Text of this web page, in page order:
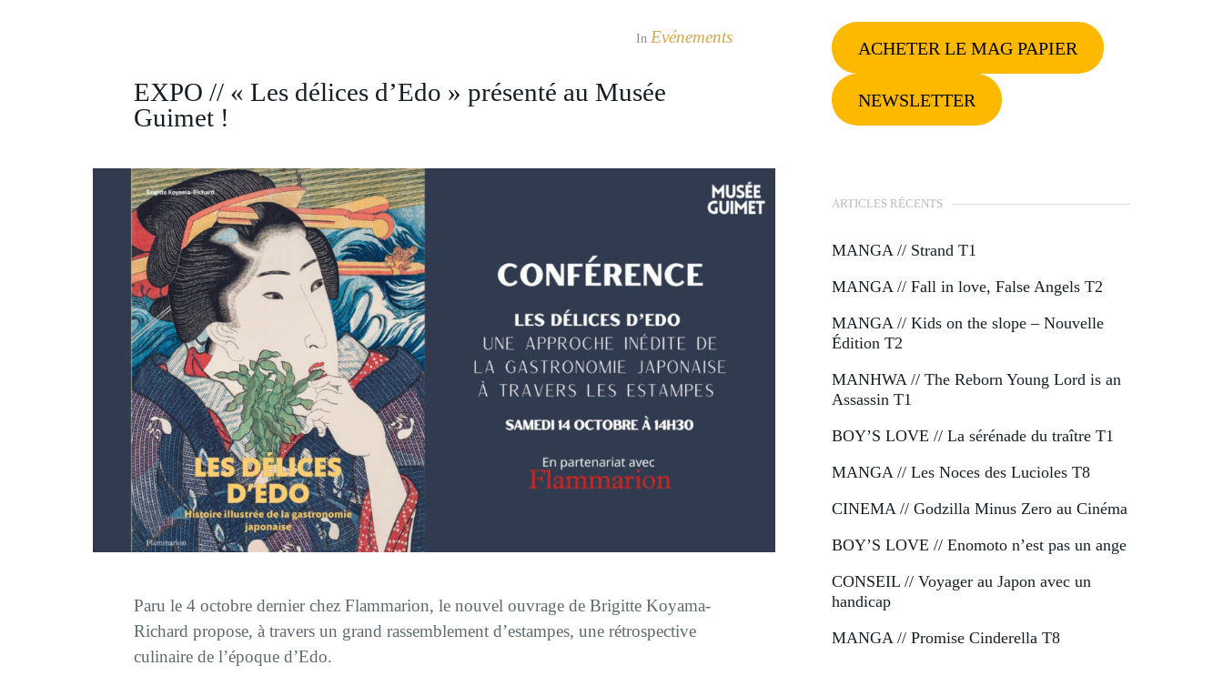
In Evénements
EXPO // « Les délices d’Edo » présenté au Musée
Guimet !
Paru le 4 octobre dernier chez Flammarion, le nouvel ouvrage de Brigitte Koyama-
Richard propose, à travers un grand rassemblement d’estampes, une rétrospective
culinaire de l’époque d’Edo.
ACHETER LE MAG PAPIER
NEWSLETTER
ARTICLES RÉCENTS
MANGA // Strand T1
MANGA // Fall in love, False Angels T2
MANGA // Kids on the slope – Nouvelle
Édition T2
MANHWA // The Reborn Young Lord is an
Assassin T1
BOY’S LOVE // La sérénade du traître T1
MANGA // Les Noces des Lucioles T8
CINEMA // Godzilla Minus Zero au Cinéma
BOY’S LOVE // Enomoto n’est pas un ange
CONSEIL // Voyager au Japon avec un
handicap
MANGA // Promise Cinderella T8